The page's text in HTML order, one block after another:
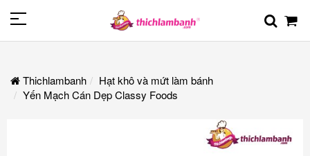
Thichlambanh
Hạt khô và mứt làm bánh
Yến Mạch Cán Dẹp Classy Foods